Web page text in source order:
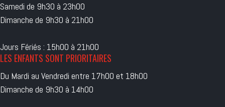
Samedi de 9h30 à 23h00
Dimanche de 9h30 à 21h00
Jours Fériés : 15h00 à 21h00
LES ENFANTS SONT PRIORITAIRES
Du Mardi au Vendredi entre 17h00 et 18h00
Dimanche de 9h30 à 14h00